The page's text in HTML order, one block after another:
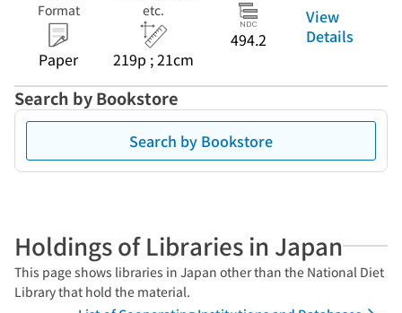
Format
Paper
etc.
219p ; 21cm
494.2
View
Details
Search by Bookstore
Search by Bookstore
Holdings of Libraries in Japan
This page shows libraries in Japan other than the National Diet
Library that hold the material.